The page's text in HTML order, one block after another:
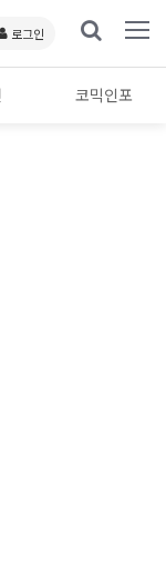
로그인
코믹인포